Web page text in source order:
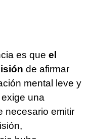
es que el
de afirmar
mental leve y
una
necesario emitir